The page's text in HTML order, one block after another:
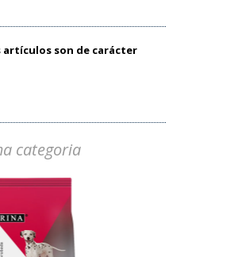
artículos son de carácter
categoria